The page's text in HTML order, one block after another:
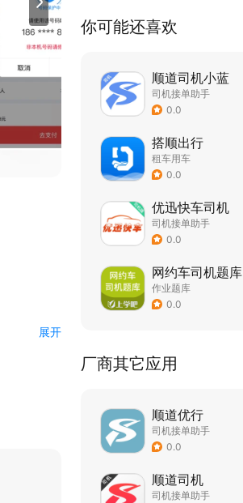
展开
你可能还喜欢
顺道司机小蓝
司机接单助手
0.0
搭顺出行
租车用车
0.0
优迅快车司机
司机接单助手
0.0
网约车司机题库
作业题库
0.0
厂商其它应用
顺道优行
司机接单助手
0.0
顺道司机
司机接单助手